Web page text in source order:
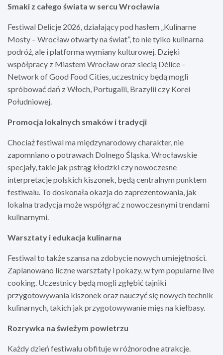
Smaki z całego świata w sercu Wrocławia
Festiwal Delicje 2026, działający pod hasłem „Kulinarne
Mosty – Wrocław otwarty na świat”, to nie tylko kulinarna
podróż, ale i platforma wymiany kulturowej. Dzięki
współpracy z Miastem Wrocław oraz siecią Délice –
Network of Good Food Cities, uczestnicy będą mogli
spróbować dań z Włoch, Portugalii, Brazylii czy Korei
Południowej.
Promocja lokalnych smaków i tradycji
Chociaż festiwal ma międzynarodowy charakter, nie
zapomniano o potrawach Dolnego Śląska. Wrocławskie
specjały, takie jak pstrąg kłodzki czy nowoczesne
interpretacje polskich kiszonek, będą centralnym punktem
festiwalu. To doskonała okazja do zaprezentowania, jak
lokalna tradycja może współgrać z nowoczesnymi trendami
kulinarnymi.
Warsztaty i edukacja kulinarna
Festiwal to także szansa na zdobycie nowych umiejętności.
Zaplanowano liczne warsztaty i pokazy, w tym popularne live
cooking. Uczestnicy będą mogli zgłębić tajniki
przygotowywania kiszonek oraz nauczyć się nowych technik
kulinarnych, takich jak przygotowywanie mięs na kiełbasy.
Rozrywka na świeżym powietrzu
Każdy dzień festiwalu obfituje w różnorodne atrakcje.